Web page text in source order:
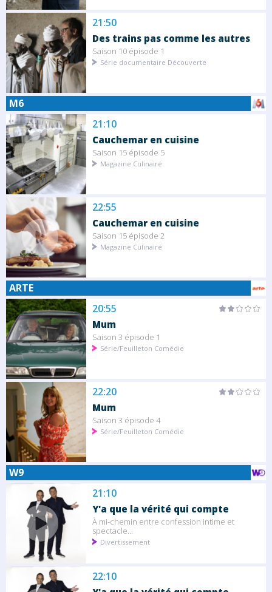
21:50
Des trains pas comme les autres
Saison 10 épisode 1
Série documentaire Découverte
M6
21:10
Cauchemar en cuisine
Saison 15 épisode 5
Magazine Culinaire
22:55
Cauchemar en cuisine
Saison 15 épisode 2
Magazine Culinaire
ARTE
20:55
Mum
Saison 3 épisode 1
Série/Feuilleton Comédie
22:20
Mum
Saison 3 épisode 4
Série/Feuilleton Comédie
W9
21:10
Y'a que la vérité qui compte
À mi-chemin entre confession intime et
spectacle...
Divertissement
22:10